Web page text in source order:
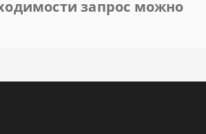
запрос можно